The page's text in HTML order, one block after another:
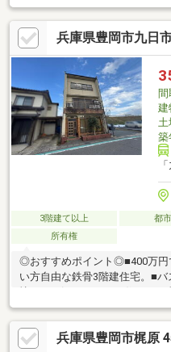
（500ｍ）ミニストップ豊岡正
屋郵便局：徒歩約2分（150ｍ
7分（450ｍ）＼敷地34.72坪の
受け付けております！是非、お
兵庫県豊岡市九日
間
建
土
築
3階建て以上 都
所有権
◎おすすめポイント◎■400万円
い方自由な鉄骨3階建住宅。■バ
懐かしさ漂うレトロな住まい
条小学校：徒歩約7分■豊岡市
ッシュバザール 豊岡九日市
豊岡昭和町店：約分◆ホームラ
兵庫県豊岡市梶原